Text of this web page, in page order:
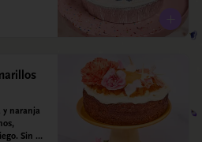
leche de
láctea
Fresas y
y naranja
Sin